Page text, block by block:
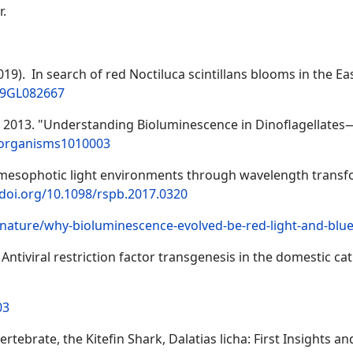
In search of red Noctiluca scintillans blooms in the
"Understanding Bioluminescence in
light environments through wavelength
10.1098/rspb.2017.0320
why-bioluminescence-evolved-be-red-light-and-
Antiviral restriction factor transgenesis in the domestic
the Kitefin Shark, Dalatias licha: First Insights